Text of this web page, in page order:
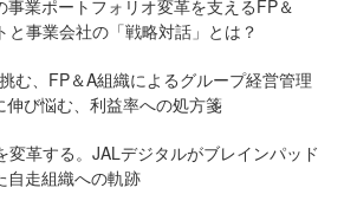
事業ポートフォリオ変革を支えるFP＆
事業会社の「戦略対話」とは？
む、FP＆A組織によるグループ経営管理
び悩む、利益率への処方箋
変革する。JALデジタルがブレインパッド
自走組織への軌跡